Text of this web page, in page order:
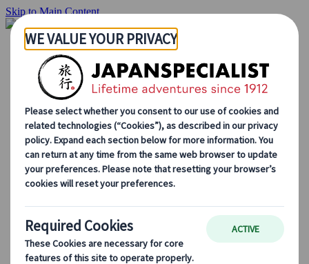
Skip to Main Content
Inizio
Itinerari di viaggio
Itinerari individuali
Tour guidati
Drive & stay
Tour di serie
Escursioni
Tour di gruppo su misura
Japan Rail Pass
Come lavoriamo
Chi siamo
Il nostro team
Blog
Consigli di viaggio per ogni stagione
Attrazioni principali
Approfondimenti culturali
Esperienze culinarie